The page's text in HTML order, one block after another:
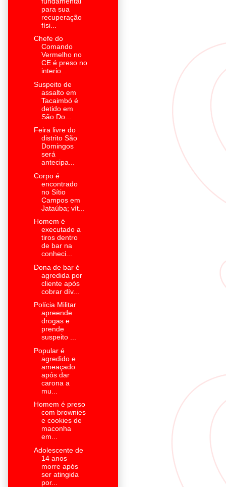
para sua
recuperação
físi...
Chefe do
Comando
Vermelho no
CE é preso no
interio...
Suspeito de
assalto em
Tacaimbó é
detido em
São Do...
Feira livre do
distrito São
Domingos
será
antecipa...
Corpo é
encontrado
no Sítio
Campos em
Jataúba; vít...
Homem é
executado a
tiros dentro
de bar na
conheci...
Dona de bar é
agredida por
cliente após
cobrar dív...
Polícia Militar
apreende
drogas e
prende
suspeito ...
Popular é
agredido e
ameaçado
após dar
carona a
mu...
Homem é preso
com brownies
e cookies de
maconha
em...
Adolescente de
14 anos
morre após
ser atingida
por...